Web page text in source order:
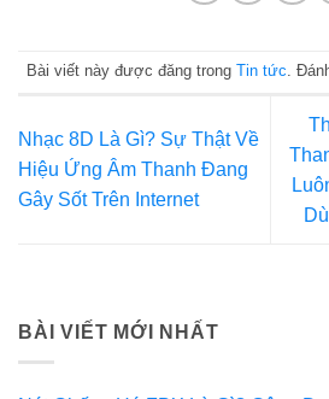
Bài viết này được đăng trong Tin tức.
Nhạc 8D Là Gì? Sự Thật Về
Hiệu Ứng Âm Thanh Đang
Gây Sốt Trên Internet
BÀI VIẾT MỚI NHẤT